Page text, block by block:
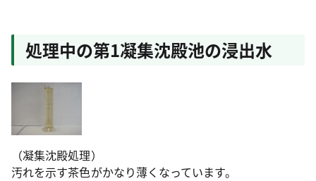
処理中の第1凝集沈殿池の浸出水
（凝集沈殿処理）
汚れを示す茶色がかなり薄くなっています。